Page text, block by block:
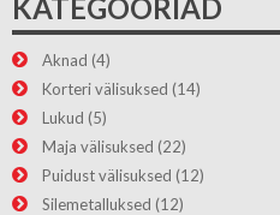
KATEGOORIAD
Aknad (4)
Korteri välisuksed (14)
Lukud (5)
Maja välisuksed (22)
Puidust välisuksed (12)
Silemetalluksed (12)